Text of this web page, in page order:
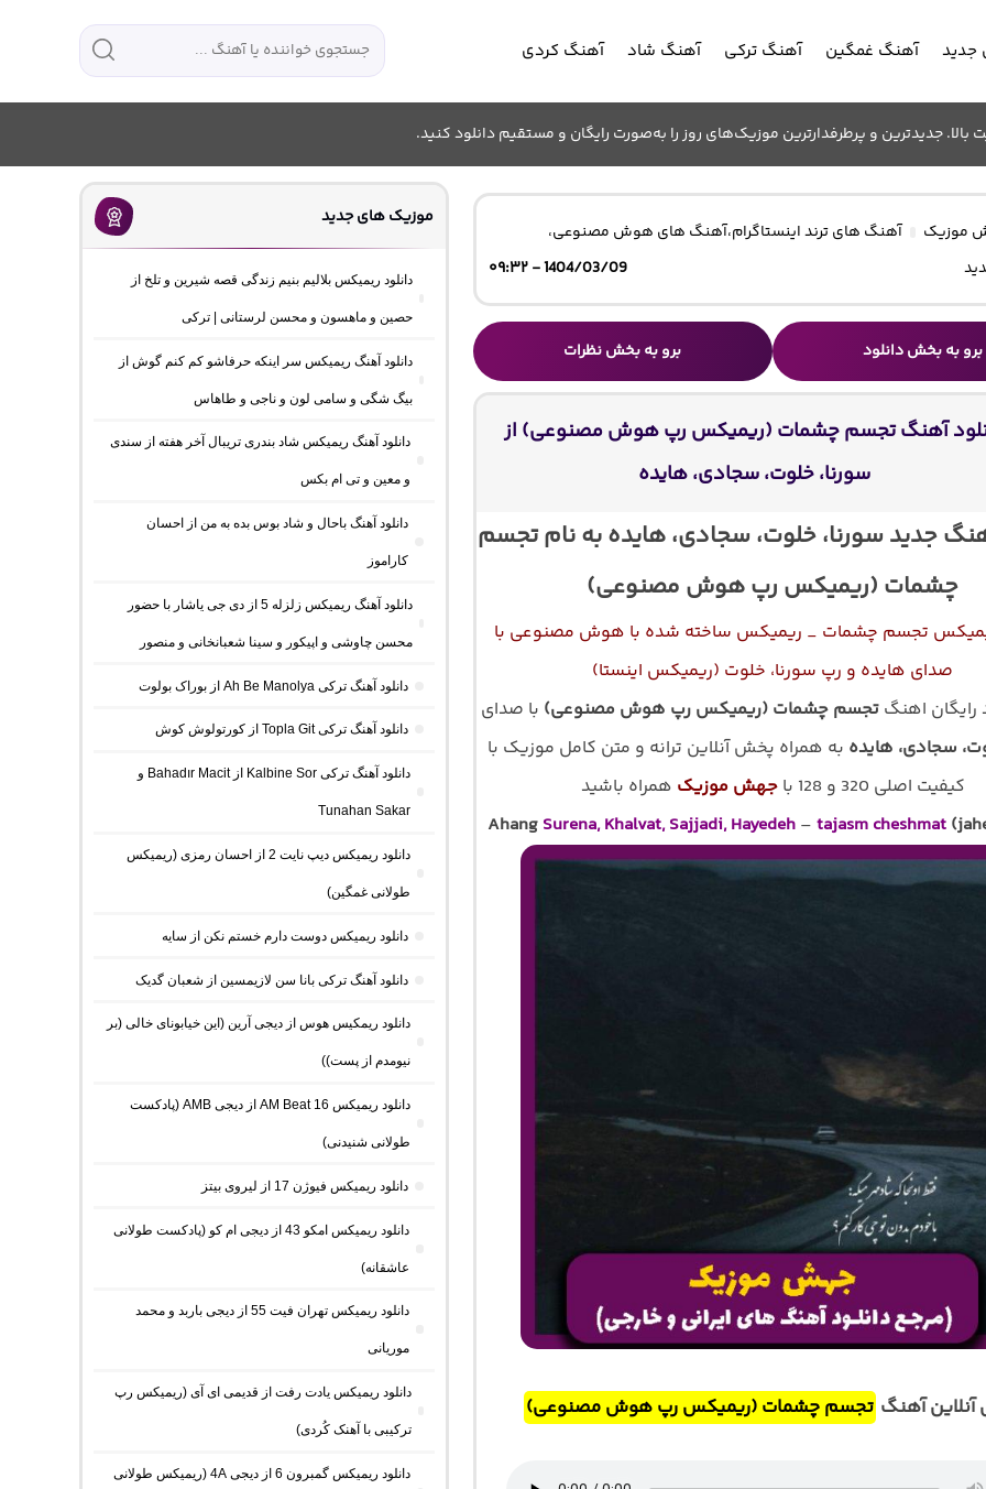
جدید آهنگ غمگین آهنگ ترکی آهنگ شاد آهنگ کردی
جدیدترین و پرطرفدارترین موزیک‌های روز را به‌صورت رایگان و مستقیم دانلود کنید.
موزیک آهنگ های ترند اینستاگرام،آهنگ های هوش مصنوعی،
1404/03/09 - ۰۹:۳۲
برو به بخش دانلود برو به بخش نظرات
آهنگ تجسم چشمات (ریمیکس رپ هوش مصنوعی) از
سورنا، خلوت، سجادی، هایده
جدید سورنا، خلوت، سجادی، هایده به نام تجسم
چشمات (ریمیکس رپ هوش مصنوعی)
تجسم چشمات _ ریمیکس ساخته شده با هوش مصنوعی با
صدای هایده و رپ سورنا، خلوت (ریمیکس اینستا)
رایگان اهنگ تجسم چشمات (ریمیکس رپ هوش مصنوعی) با صدای
سجادی، هایده به همراه پخش آنلاین ترانه و متن کامل موزیک با
کیفیت اصلی 320 و 128 با
جهش موزیک همراه باشید
Ahang Surena, Khalvat, Sajjadi, Hayedeh– tajasm cheshmat
آهنگ تجسم چشمات (ریمیکس رپ هوش مصنوعی)
موزیک های جدید
دانلود ریمیکس بلالیم بنیم زندگی قصه شیرین و تلخ از
حصین و ماهسون و محسن لرستانی | ترکی
دانلود آهنگ ریمیکس سر اینکه حرفاشو کم کنم گوش از
بیگ شگی و سامی لون و ناجی و طاهاس
دانلود آهنگ ریمیکس شاد بندری تریبال آخر هفته از سندی
و معین و تی ام بکس
دانلود آهنگ باحال و شاد بوس بده به من از احسان
کاراموز
دانلود آهنگ ریمیکس زلزله 5 از دی جی یاشار با حضور
محسن چاوشی و اپیکور و سینا شعبانخانی و منصور
دانلود آهنگ ترکی Ah Be Manolya از بوراک بولوت
دانلود آهنگ ترکی Topla Git از کورتولوش کوش
دانلود آهنگ ترکی Kalbine Sor از Bahadır Macit و
Tunahan Sakar
دانلود ریمیکس دیپ نایت 2 از احسان رمزی (ریمیکس
طولانی غمگین)
دانلود ریمیکس دوست دارم خستم نکن از سایه
دانلود آهنگ ترکی بانا سن لازیمسین از شعبان گدیک
دانلود ریمکیس هوس از دیجی آرین (این خیابونای خالی (بر
نیومدم از پست))
دانلود ریمیکس AM Beat 16 از دیجی AMB (پادکست
طولانی شنیدنی)
دانلود ریمیکس فیوژن 17 از لیروی بیتز
دانلود ریمیکس امکو 43 از دیجی ام کو (پادکست طولانی
عاشقانه)
دانلود ریمیکس تهران فیت 55 از دیجی باربد و محمد
موریانی
دانلود ریمیکس یادت رفت از قدیمی ای آی (ریمیکس رپ
ترکیبی با آهنک کُردی)
دانلود ریمیکس گمبرون 6 از دیجی 4A (ریمیکس طولانی